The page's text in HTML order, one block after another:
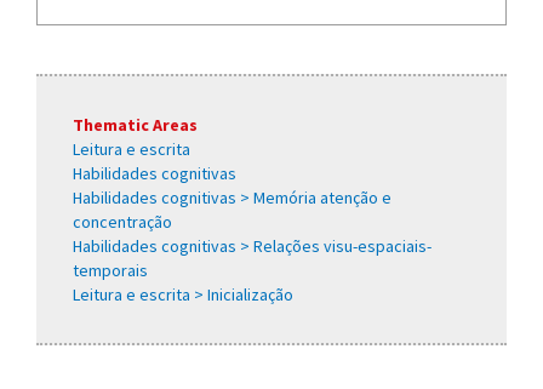
Thematic Areas
Leitura e escrita
Habilidades cognitivas
Habilidades cognitivas > Memória atenção e
concentração
Habilidades cognitivas > Relações visu-espaciais-
temporais
Leitura e escrita > Inicialização